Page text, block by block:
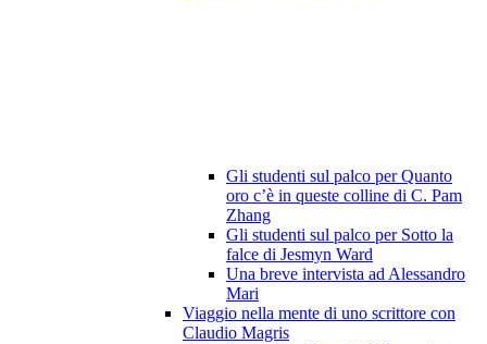
Gli studenti sul palco per Quanto
oro c’è in queste colline di C. Pam
Zhang
Gli studenti sul palco per Sotto la
falce di Jesmyn Ward
Una breve intervista ad Alessandro
Mari
Viaggio nella mente di uno scrittore con
Claudio Magris